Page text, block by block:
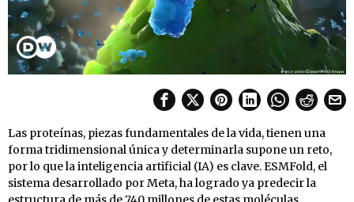
Las proteínas, piezas fundamentales de la vida, tienen una
forma tridimensional única y determinarla supone un reto,
por lo que la inteligencia artificial (IA) es clave. ESMFold, el
sistema desarrollado por Meta, ha logrado ya predecir la